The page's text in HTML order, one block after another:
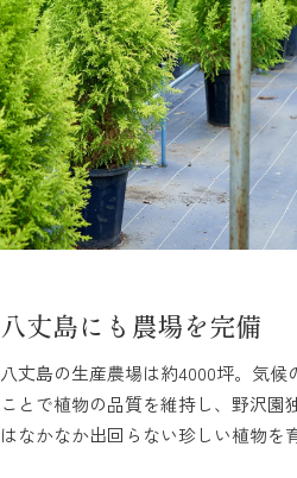
八丈島にも農場を完備
八丈島の生産農場は約4000坪。気候
ことで植物の品質を維持し、野沢園
はなかなか出回らない珍しい植物を